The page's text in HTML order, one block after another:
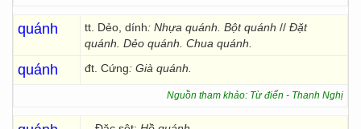
quánh tt. Dẻo, dính: Nhựa quánh. Bột quánh // Đặt
quánh. Dẻo quánh. Chua quánh.
quánh đt. Cứng: Già quánh.
Nguồn tham khảo: Từ điển - Thanh Nghị